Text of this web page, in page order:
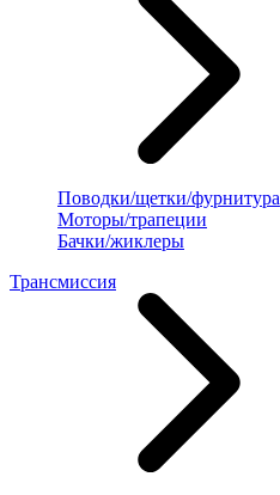
Поводки/щетки/фурнитура
Моторы/трапеции
Бачки/жиклеры
Трансмиссия